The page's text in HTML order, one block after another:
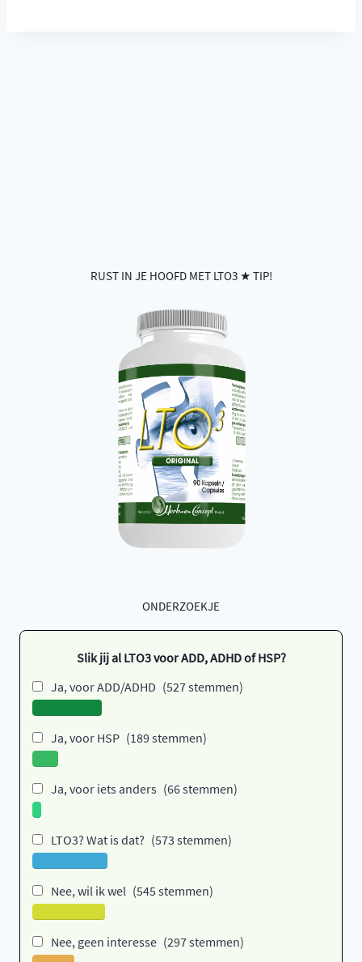
RUST IN JE HOOFD MET LTO3 ★ TIP!
ONDERZOEKJE
Slik jij al LTO3 voor ADD, ADHD of HSP?
Ja, voor ADD/ADHD (527 stemmen)
Ja, voor HSP (189 stemmen)
Ja, voor iets anders (66 stemmen)
LTO3? Wat is dat? (573 stemmen)
Nee, wil ik wel (545 stemmen)
Nee, geen interesse (297 stemmen)